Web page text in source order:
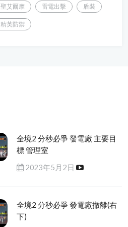
聖艾爾摩 雷電出擊 盾裝
精英防禦
全境2 分秒必爭 發電廠 主要目
標 管理室
2023年5月2日
全境2 分秒必爭 發電廠撤離(右
下)